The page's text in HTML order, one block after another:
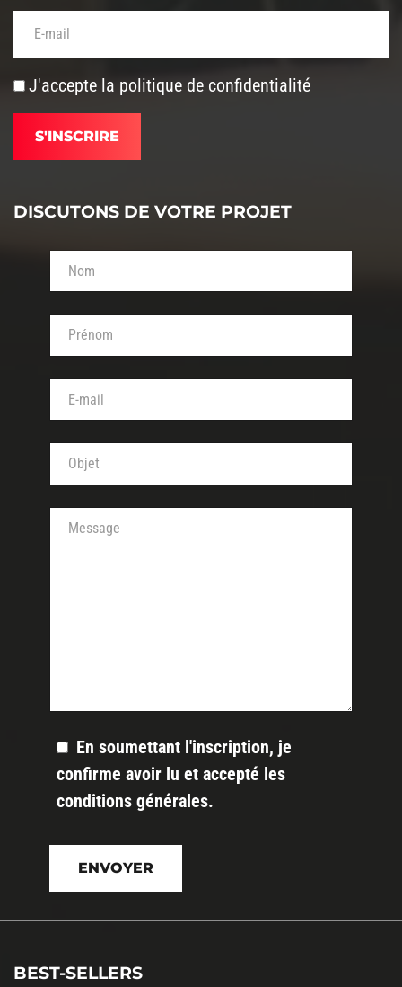
Votre adresse de messagerie (obligatoire)
J'accepte la politique de confidentialité
DISCUTONS DE VOTRE PROJET
Votre nom (obligatoire)
Votre prénom (obligatoire)
Votre adresse de messagerie (obligatoire)
Objet de votre message (obligatoire)
Votre message
En soumettant l'inscription, je
confirme avoir lu et accepté les
conditions générales.
Veuillez
laisser
ce
champ
BEST-SELLERS